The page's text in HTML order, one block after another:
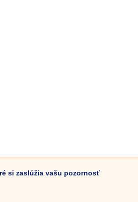
si zaslúžia vašu pozornosť